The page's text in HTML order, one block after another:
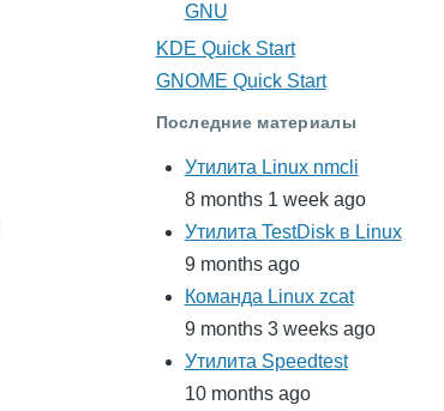
GNU
KDE Quick Start
GNOME Quick Start
Последние материалы
Утилита Linux nmcli
8 months 1 week ago
Утилита TestDisk в Linux
9 months ago
Команда Linux zcat
9 months 3 weeks ago
Утилита Speedtest
10 months ago